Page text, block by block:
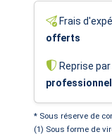
Frais
offerts
Reprise par
professionnel
* Sous réserve de
(1) Sous forme de